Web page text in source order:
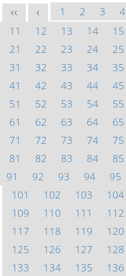
<< < 1 2 3 4
11
12 13 14 15
21
22 23 24 25
31
32 33 34 35
41
42 43 44 45
51
52 53 54 55
61
62 63 64 65
71
72 73 74 75
81
82 83 84 85
91
92 93 94 95
101
102 103 104
109
110 111 112
117
118 119 120
125
126 127 128
133
134 135 136